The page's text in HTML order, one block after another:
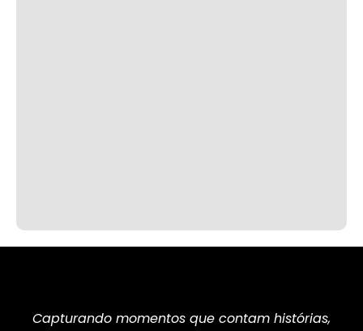
Capturando momentos que contam histórias,